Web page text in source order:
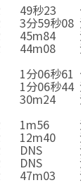
49秒23
3分59秒08
45m84
44m08
1分06秒61
1分06秒44
30m24
1m56
12m40
DNS
DNS
47m03